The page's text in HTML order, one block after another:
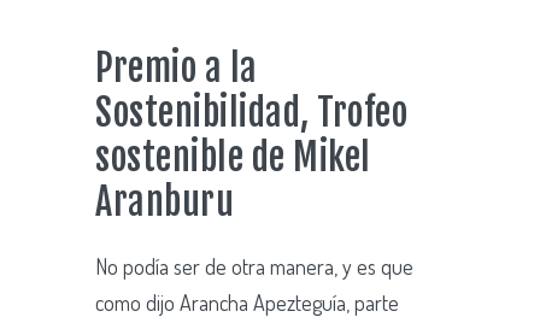
Premio a la
Sostenibilidad, Trofeo
sostenible de Mikel
Aranburu
No podía ser de otra manera, y es que
como dijo Arancha Apezteguía, parte